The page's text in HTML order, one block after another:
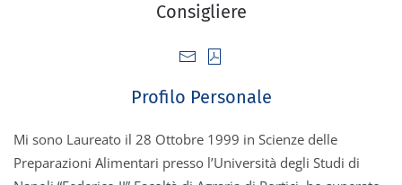
Consigliere
Profilo Personale
Mi sono Laureato il 28 Ottobre 1999 in Scienze delle
Preparazioni Alimentari presso l’Università degli Studi di